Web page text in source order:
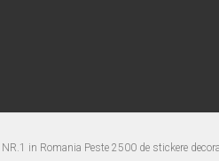
in Romania Peste 2500 de stickere